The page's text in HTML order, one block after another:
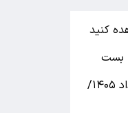
کنید
بست
نرخ ارز دلار، طلا سکه و یورو امروز ۱۵ مرداد ۱۴۰۵/